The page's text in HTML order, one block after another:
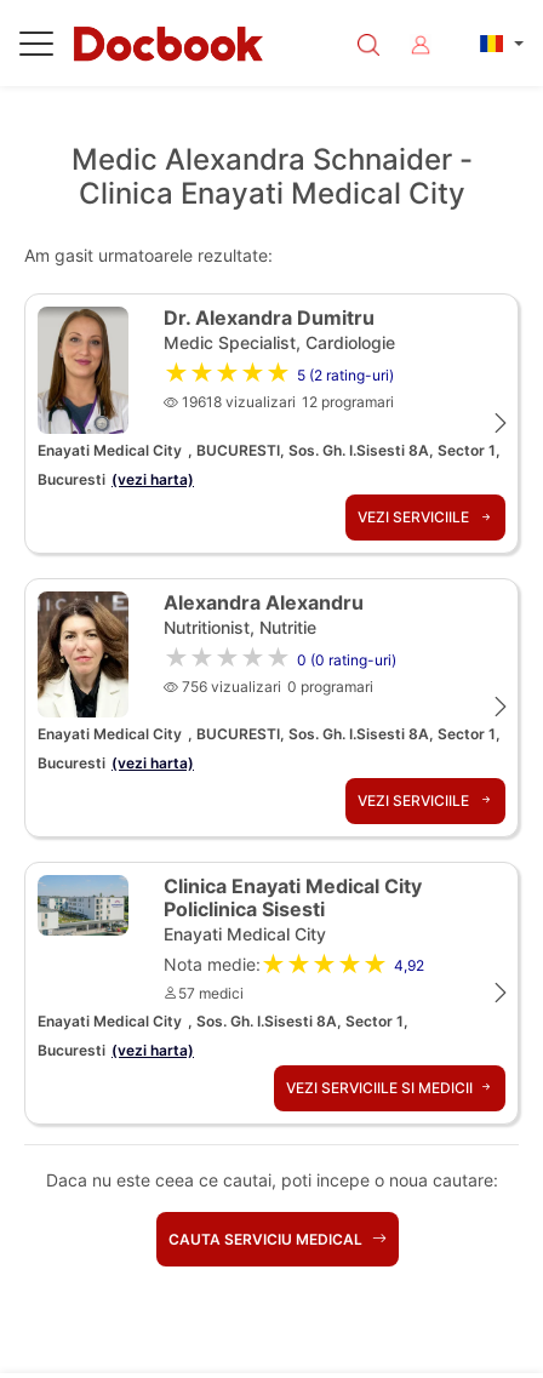
Medic Alexandra Schnaider -
Clinica Enayati Medical City
Am gasit urmatoarele rezultate:
Dr. Alexandra Dumitru
Medic Specialist, Cardiologie
★★★★★ 5 (2 rating-uri)
19618 vizualizari 12 programari
Enayati Medical City , BUCURESTI, Sos. Gh. I.Sisesti 8A, Sector 1,
Bucuresti (vezi harta)
VEZI SERVICIILE
Alexandra Alexandru
Nutritionist, Nutritie
★★★★★ 0 (0 rating-uri)
756 vizualizari 0 programari
Enayati Medical City , BUCURESTI, Sos. Gh. I.Sisesti 8A, Sector 1,
Bucuresti (vezi harta)
VEZI SERVICIILE
Clinica Enayati Medical City
Policlinica Sisesti
Enayati Medical City
Nota medie:★★★★★ 4,92
57 medici
Enayati Medical City , Sos. Gh. I.Sisesti 8A, Sector 1,
Bucuresti (vezi harta)
VEZI SERVICIILE SI MEDICII
Daca nu este ceea ce cautai, poti incepe o noua cautare:
CAUTA SERVICIU MEDICAL